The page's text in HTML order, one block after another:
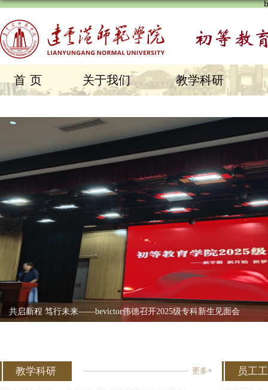
首页 关于我们 教学科研
共启新程 笃行未来——bevictor伟德召开2025级专科新生见面会
教学科研 更多+ 员工